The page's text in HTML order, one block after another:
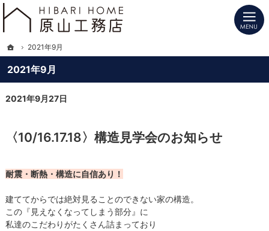
2021年9月
プロの目線からご提案。長野県北信の注文住宅・新築戸建てを手がける工務店なら
長野県北信の新築・注文住宅・新築戸建てを手がけるHIBARI HOME原山工務店
2021年9月27日
〈10/16.17.18〉構造見学会のお知らせ
耐震・断熱・構造に自信あり！
建ててからでは絶対見ることのできない家の構造。
この『見えなくなってしまう部分』に
私達のこだわりがたくさん詰まっており
ホーム
2021年9月